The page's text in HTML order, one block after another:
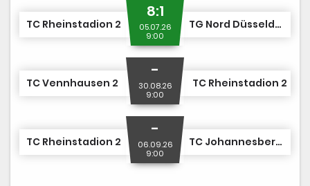
TC Rheinstadion 2
8:1
05.07.26
9:00
TG Nord Düsseldorf 1
TC Vennhausen 2
-
30.08.26
9:00
TC Rheinstadion 2
TC Rheinstadion 2
-
06.09.26
9:00
TC Johannesberg 1